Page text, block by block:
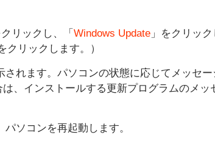
クリックし、「 Windows Update 」をクリック
クリックします。）
れます。パソコンの状態に応じてメッセー
、インストールする更新プログラムのメ
ソコンを再起動します。